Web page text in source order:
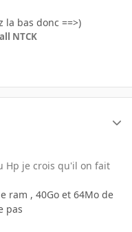
la bas donc ==>)
NTCK
Hp je crois qu'il on fait
ram , 40Go et 64Mo de
pas